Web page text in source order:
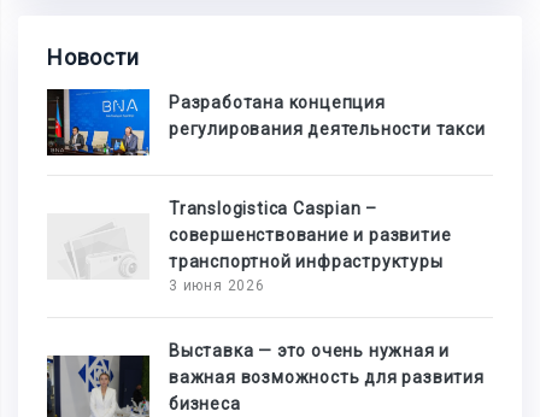
Новости
Разработана концепция
регулирования деятельности такси
Translogistica Caspian –
совершенствование и развитие
транспортной инфраструктуры
3 июня 2026
Выставка — это очень нужная и
важная возможность для развития
бизнеса